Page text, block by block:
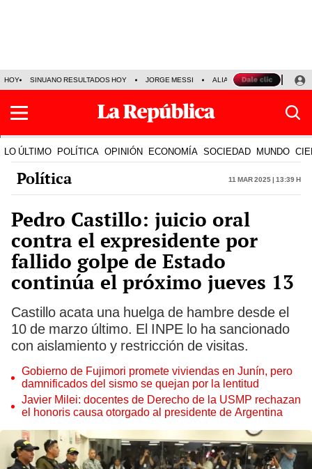
HOY SINUANO RESULTADOS HOY JORGE MESSI ALIANZA LIMA VS SPORT
LO ÚLTIMO POLÍTICA OPINIÓN ECONOMÍA SOCIEDAD MUNDO
Política 11 Mar 2025 | 13:39 h
Pedro Castillo: juicio oral
contra el expresidente por
fallido golpe de Estado
continúa el próximo jueves 13
Castillo acata una huelga de hambre desde el
10 de marzo último. El INPE lo ha sancionado
con aislamiento y restricción de visitas.
Gobierno de Fujimori promete viviendas en Junín, pero
damnificados del sismo se quejan por la lentitud
Javier Milei: docentes de Derecho de la USMP rechazan
el honoris causa otorgado al presidente de Argentina